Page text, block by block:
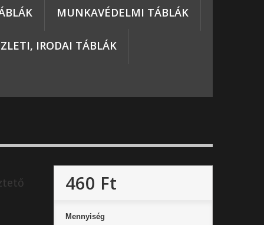
MUNKAVÉDELMI TÁBLÁK
IRODAI TÁBLÁK
460 Ft
Mennyiség